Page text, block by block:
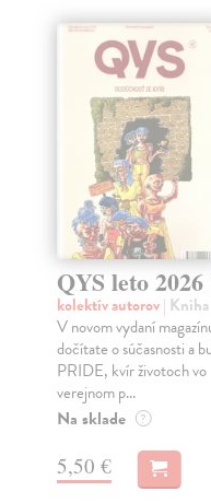
QYS leto 2026
kolektív autorov| Kniha
V novom vydaní
dočítate o súčasnosti a
PRIDE, kvír životoch vo
verejnom p...
Na sklade ?
5,50 €